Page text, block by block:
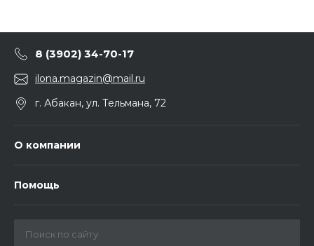
8 (3902) 34-70-17
ilona.magazin@mail.ru
г. Абакан, ул. Тельмана, 72
О компании
Помощь